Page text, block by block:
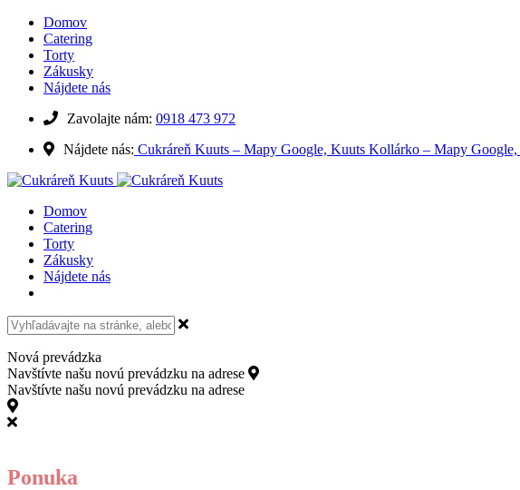
Domov
Catering
Torty
Zákusky
Nájdete nás
Zavolajte nám: 0918 473 972
Nájdete nás: Cukráreň Kuuts – Mapy Google, Kuuts Kollárko – Mapy Google,
Domov
Catering
Torty
Zákusky
Nájdete nás
Nová prevádzka
Navštívte našu novú prevádzku na adrese
Navštívte našu novú prevádzku na adrese
Ponuka